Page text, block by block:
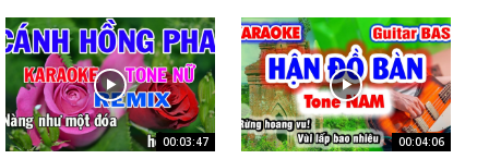
00:03:47 00:04:06